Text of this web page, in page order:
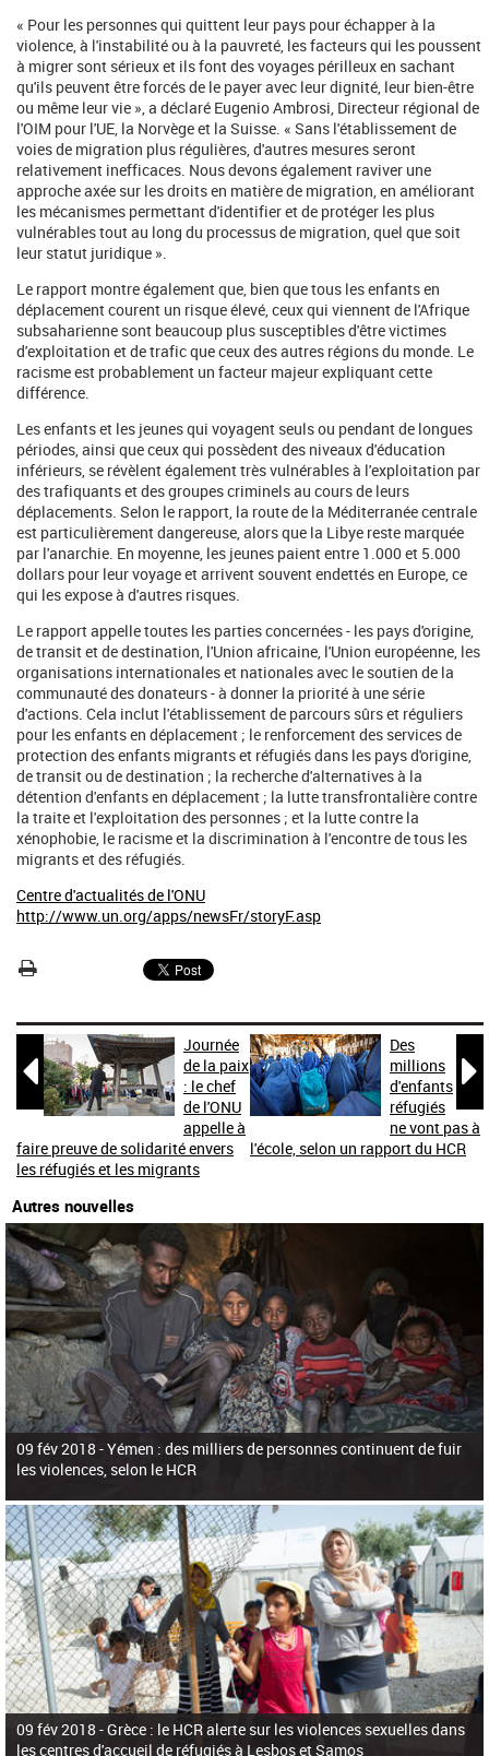
« Pour les personnes qui quittent leur pays pour échapper à la
violence, à l'instabilité ou à la pauvreté, les facteurs qui les poussent
à migrer sont sérieux et ils font des voyages périlleux en sachant
qu'ils peuvent être forcés de le payer avec leur dignité, leur bien-être
ou même leur vie », a déclaré Eugenio Ambrosi, Directeur régional de
l'OIM pour l'UE, la Norvège et la Suisse. « Sans l'établissement de
voies de migration plus régulières, d'autres mesures seront
relativement inefficaces. Nous devons également raviver une
approche axée sur les droits en matière de migration, en améliorant
les mécanismes permettant d'identifier et de protéger les plus
vulnérables tout au long du processus de migration, quel que soit
leur statut juridique ».
Le rapport montre également que, bien que tous les enfants en
déplacement courent un risque élevé, ceux qui viennent de l'Afrique
subsaharienne sont beaucoup plus susceptibles d'être victimes
d'exploitation et de trafic que ceux des autres régions du monde. Le
racisme est probablement un facteur majeur expliquant cette
différence.
Les enfants et les jeunes qui voyagent seuls ou pendant de longues
périodes, ainsi que ceux qui possèdent des niveaux d'éducation
inférieurs, se révèlent également très vulnérables à l'exploitation par
des trafiquants et des groupes criminels au cours de leurs
déplacements. Selon le rapport, la route de la Méditerranée centrale
est particulièrement dangereuse, alors que la Libye reste marquée
par l'anarchie. En moyenne, les jeunes paient entre 1.000 et 5.000
dollars pour leur voyage et arrivent souvent endettés en Europe, ce
qui les expose à d'autres risques.
Le rapport appelle toutes les parties concernées - les pays d'origine,
de transit et de destination, l'Union africaine, l'Union européenne, les
organisations internationales et nationales avec le soutien de la
communauté des donateurs - à donner la priorité à une série
d'actions. Cela inclut l'établissement de parcours sûrs et réguliers
pour les enfants en déplacement ; le renforcement des services de
protection des enfants migrants et réfugiés dans les pays d'origine,
de transit ou de destination ; la recherche d'alternatives à la
détention d'enfants en déplacement ; la lutte transfrontalière contre
la traite et l'exploitation des personnes ; et la lutte contre la
xénophobie, le racisme et la discrimination à l'encontre de tous les
migrants et des réfugiés.
Centre d'actualités de l'ONU
http://www.un.org/apps/newsFr/storyF.asp

Journée
de la paix
: le chef
de l'ONU
appelle à
faire preuve de solidarité envers
les réfugiés et les migrants

Des
millions
d'enfants
réfugiés
ne vont pas à
l'école, selon un rapport du HCR
Autres nouvelles
09 fév 2018 -Yémen : des milliers de personnes continuent de fuir
les violences, selon le HCR
09 fév 2018 -Grèce : le HCR alerte sur les violences sexuelles dans
les centres d'accueil de réfugiés à Lesbos et Samos